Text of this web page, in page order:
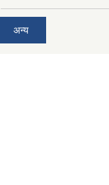
अन्य